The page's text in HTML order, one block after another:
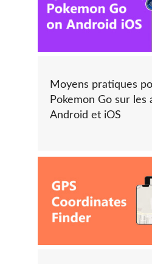
Moyens pratiques
Pokemon Go sur les
Android et iOS